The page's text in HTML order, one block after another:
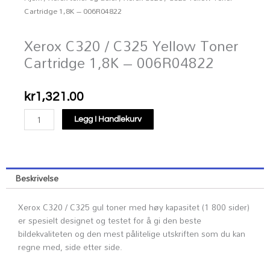
Cartridge 1,8K – 006R04822
Xerox C320 / C325 Yellow Toner
Cartridge 1,8K – 006R04822
kr1,321.00
Xerox
C320
Yellow
Toner
1,8K
-
006R04822
antall
Legg I Handlekurv
Beskrivelse
Xerox C320 / C325 gul toner med høy kapasitet (1 800 sider)
er spesielt designet og testet for å gi den beste
bildekvaliteten og den mest pålitelige utskriften som du kan
regne med, side etter side.